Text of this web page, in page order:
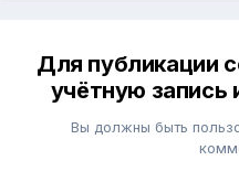
Для публикации
учётную запись
Вы должны быть